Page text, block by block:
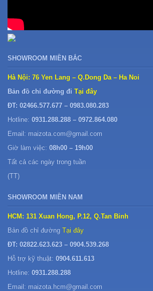
SHOWROOM MIỀN BẮC
Hà Nội: 76 Yen Lang – Q.Dong Da – Ha Noi
Bản đồ chỉ đường đi Tại đây
ĐT: 02466.577.677 – 0983.080.283
Hotline: 0931.288.288 – 0972.864.080
Email: maizota.com@gmail.com
Giờ làm việc: 08h00 – 19h00
Tất cả các ngày trong tuần
(TT)
SHOWROOM MIỀN NAM
HCM: 131 Xuan Hong, P.12, Q.Tan Binh
Bản đồ chỉ đường Tại đây
ĐT: 02822.623.623 – 0904.539.268
Hỗ trợ kỹ thuật: 0904.611.613
Hotline: 0931.288.288
Email: maizota.hcm@gmail.com